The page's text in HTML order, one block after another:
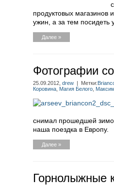
продуктовых магазинов
ужин, а за тем посидеть
Далее »
Фотографии
25.09.2012, drew | Метки:
Коровина Магия Белого
снимал прошедшей
наша поездка в Европу.
Далее »
Горнолыжные